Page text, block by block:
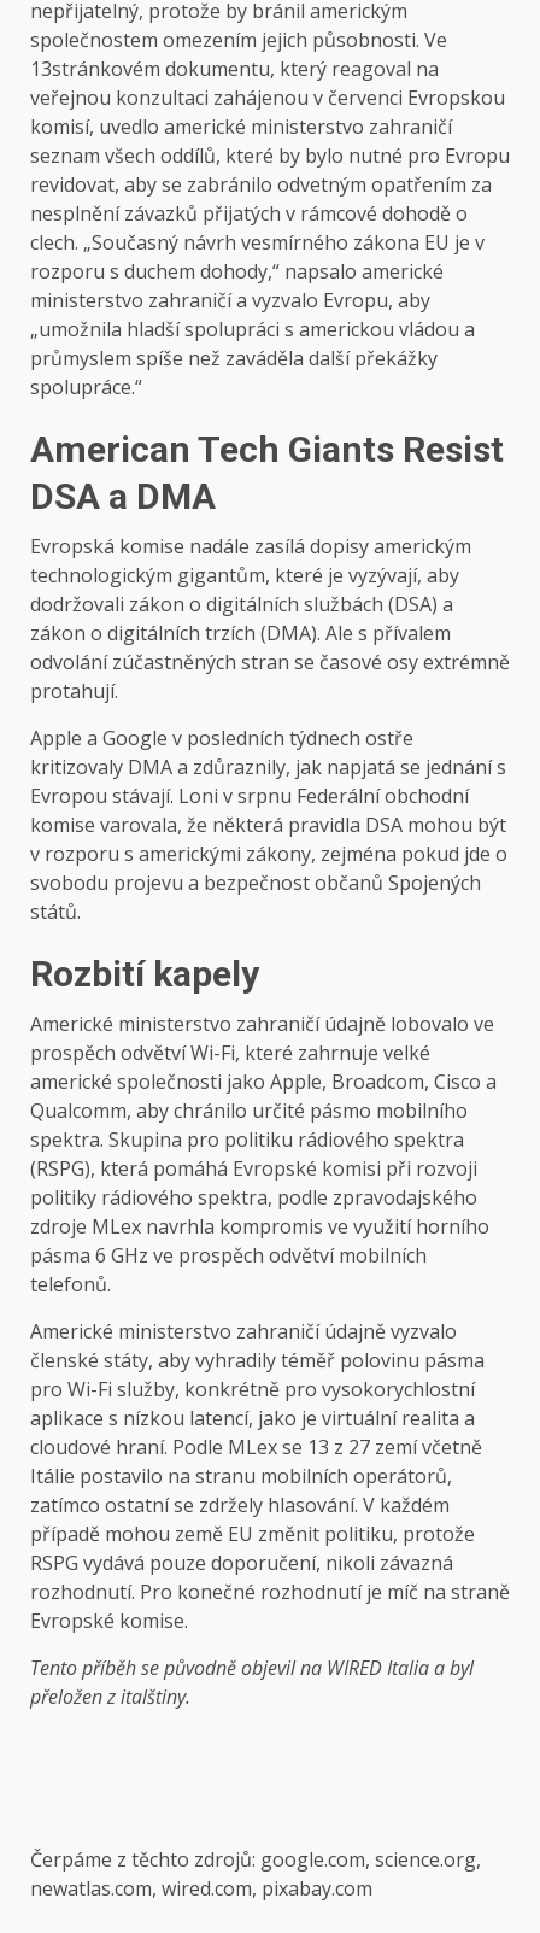
nepřijatelný, protože by bránil americkým
společnostem omezením jejich působnosti. Ve
13stránkovém dokumentu, který reagoval na
veřejnou konzultaci zahájenou v červenci Evropskou
komisí, uvedlo americké ministerstvo zahraničí
seznam všech oddílů, které by bylo nutné pro Evropu
revidovat, aby se zabránilo odvetným opatřením za
nesplnění závazků přijatých v rámcové dohodě o
clech. „Současný návrh vesmírného zákona EU je v
rozporu s duchem dohody,“ napsalo americké
ministerstvo zahraničí a vyzvalo Evropu, aby
„umožnila hladší spolupráci s americkou vládou a
průmyslem spíše než zaváděla další překážky
spolupráce.“
American Tech Giants Resist
DSA a DMA
Evropská komise nadále zasílá dopisy americkým
technologickým gigantům, které je vyzývají, aby
dodržovali zákon o digitálních službách (DSA) a
zákon o digitálních trzích (DMA). Ale s přívalem
odvolání zúčastněných stran se časové osy extrémně
protahují.
Apple a Google v posledních týdnech ostře
kritizovaly DMA a zdůraznily, jak napjatá se jednání s
Evropou stávají. Loni v srpnu Federální obchodní
komise varovala, že některá pravidla DSA mohou být
v rozporu s americkými zákony, zejména pokud jde o
svobodu projevu a bezpečnost občanů Spojených
států.
Rozbití kapely
Americké ministerstvo zahraničí údajně lobovalo ve
prospěch odvětví Wi-Fi, které zahrnuje velké
americké společnosti jako Apple, Broadcom, Cisco a
Qualcomm, aby chránilo určité pásmo mobilního
spektra. Skupina pro politiku rádiového spektra
(RSPG), která pomáhá Evropské komisi při rozvoji
politiky rádiového spektra, podle zpravodajského
zdroje MLex navrhla kompromis ve využití horního
pásma 6 GHz ve prospěch odvětví mobilních
telefonů.
Americké ministerstvo zahraničí údajně vyzvalo
členské státy, aby vyhradily téměř polovinu pásma
pro Wi-Fi služby, konkrétně pro vysokorychlostní
aplikace s nízkou latencí, jako je virtuální realita a
cloudové hraní. Podle MLex se 13 z 27 zemí včetně
Itálie postavilo na stranu mobilních operátorů,
zatímco ostatní se zdržely hlasování. V každém
případě mohou země EU změnit politiku, protože
RSPG vydává pouze doporučení, nikoli závazná
rozhodnutí. Pro konečné rozhodnutí je míč na straně
Evropské komise.
Tento příběh se původně objevil na WIRED Italia a byl
přeložen z italštiny.
Čerpáme z těchto zdrojů: google.com, science.org,
newatlas.com, wired.com, pixabay.com